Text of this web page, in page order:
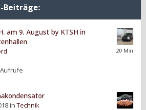
Beiträge:
am 9. August by KTSH in
Aufrufe
in Technik